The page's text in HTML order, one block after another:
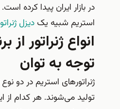
در بازار ایران پیدا کرده
استریم شبیه یکدیزل
انواع ژنراتور از
توجه به توان
ژنراتورهای استریم در دو
تولید می‌شوند. هر کدام از